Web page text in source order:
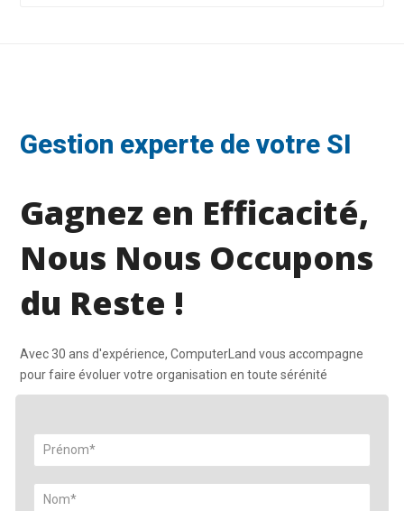
Gestion experte de votre SI
Gagnez en Efficacité,
Nous Nous Occupons
du Reste !
Avec 30 ans d'expérience, ComputerLand vous accompagne
pour faire évoluer votre organisation en toute sérénité